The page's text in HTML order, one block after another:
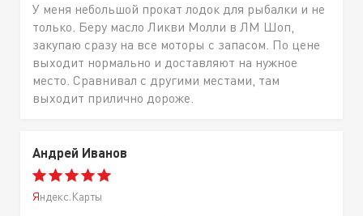
У меня небольшой прокат лодок для рыбалки и не
только. Беру масло Ликви Молли в ЛМ Шоп,
закупаю сразу на все моторы с запасом. По цене
выходит нормально и доставляют на нужное
место. Сравнивал с другими местами, там
выходит прилично дороже.
Андрей Иванов
Яндекс.Карты